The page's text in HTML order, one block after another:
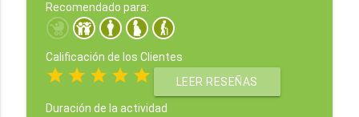
Recomendado para:
Calificación de los Clientes
star star star star star LEER RESEÑAS
Duración de la actividad